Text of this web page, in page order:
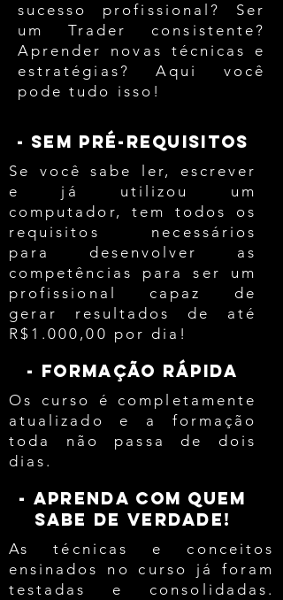
sucesso profissional? Ser
um Trader consistente?
Aprender novas técnicas e
estratégias? Aqui você
pode tudo isso!
- sem pré-requisitos
Se você sabe ler, escrever
e já utilizou um
computador, tem todos os
requisitos necessários
para desenvolver as
competências para ser um
profissional capaz de
gerar resultados de até
R$1.000,00 por dia!
- FORMAÇÃO RÁPIDA
Os curso é completamente
atualizado e a formação
toda não passa de dois
dias.
- APRENDA COM QUEM
SABE DE VERDADE!
As técnicas e conceitos
ensinados no curso já foram
testadas e consolidadas.